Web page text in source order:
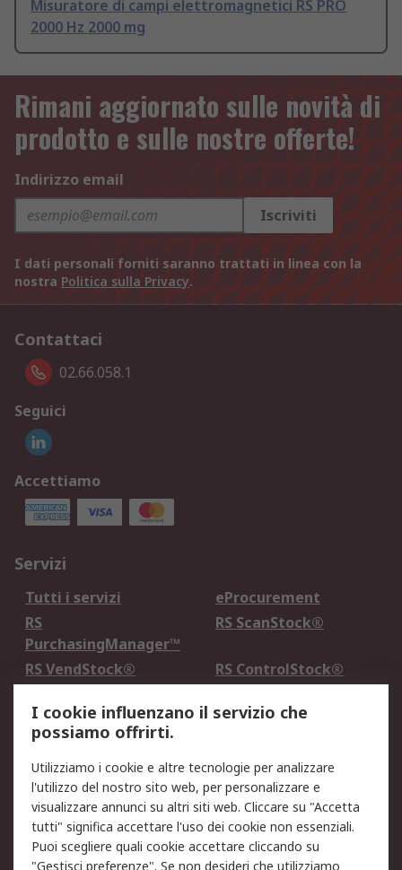
Misuratore di campi elettromagnetici RS PRO
2000 Hz 2000 mg
Rimani aggiornato sulle novità di
prodotto e sulle nostre offerte!
Indirizzo email
Iscriviti
I dati personali forniti saranno trattati in linea con la
nostra Politica sulla Privacy.
Contattaci
02.66.058.1
Seguici
Accettiamo
Servizi
Tutti i servizi
eProcurement
RS
PurchasingManager™
RS ScanStock®
RS VendStock®
RS ControlStock®
Legale
Informativa Cookie
Informativa Privacy -
Aggiornata
Email Security
Termini d'uso
Condizioni di vendita
Condizioni generali di
I cookie influenzano il servizio che
possiamo offrirti.
Utilizziamo i cookie e altre tecnologie per analizzare
l'utilizzo del nostro sito web, per personalizzare e
visualizzare annunci su altri siti web. Cliccare su "Accetta
tutti" significa accettare l'uso dei cookie non essenziali.
Puoi scegliere quali cookie accettare cliccando su
"Gestisci preferenze". Se non desideri che utilizziamo